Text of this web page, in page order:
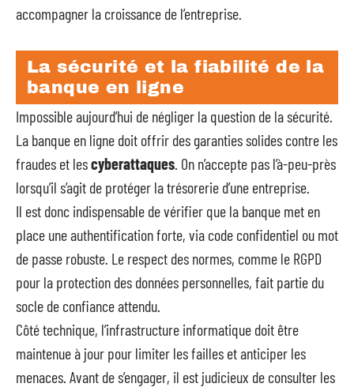
accompagner la croissance de l’entreprise.
La sécurité et la fiabilité de la
banque en ligne
Impossible aujourd’hui de négliger la question de la sécurité.
La banque en ligne doit offrir des garanties solides contre les
fraudes et lescyberattaques . On n’accepte pas l’à-peu-près
lorsqu’il s’agit de protéger la trésorerie d’une entreprise.
Il est donc indispensable de vérifier que la banque met en
place une authentification forte, via code confidentiel ou mot
de passe robuste. Le respect des normes, comme le RGPD
pour la protection des données personnelles, fait partie du
socle de confiance attendu.
Côté technique, l’infrastructure informatique doit être
maintenue à jour pour limiter les failles et anticiper les
menaces. Avant de s’engager, il est judicieux de consulter les